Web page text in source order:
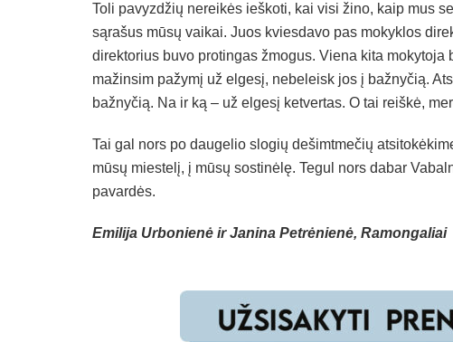
Toli pavyzdžių nereikės ieškoti, kai visi žino, kaip mus
sąrašus mūsų vaikai. Juos kviesdavo pas mokyklos
direktorius buvo protingas žmogus. Viena kita
mažinsim pažymį už elgesį, nebeleisk jos į bažnyčią.
bažnyčią. Na ir ką – už elgesį ketvertas. O tai reiškė,
Tai gal nors po daugelio slogių dešimtmečių
mūsų miestelį, į mūsų sostinėlę. Tegul nors dabar
pavardės.
Emilija Urbonienė ir Janina Petrėnienė, Ramongaliai